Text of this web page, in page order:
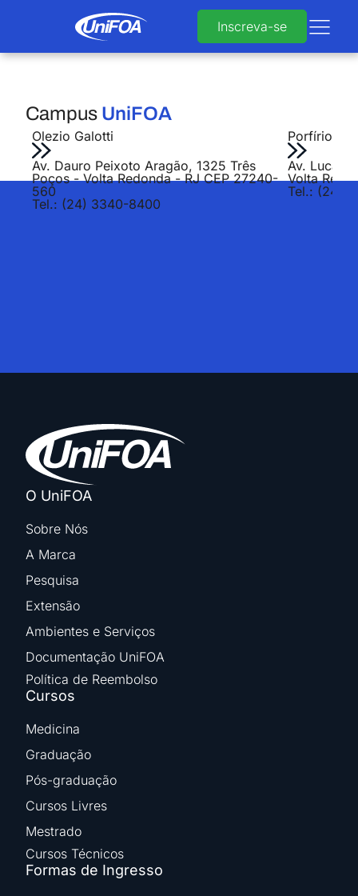
Inscreva-se
Campus UniFOA
Olezio Galotti
Av. Dauro Peixoto Aragão, 1325 Três
Poços - Volta Redonda - RJ CEP 27240-
560
Tel.: (24) 3340-8400
Porfírio
Av. Lucas
Volta
Tel.: (24)
O UniFOA
Sobre Nós
A Marca
Pesquisa
Extensão
Ambientes e Serviços
Documentação UniFOA
Política de Reembolso
Cursos
Medicina
Graduação
Pós-graduação
Cursos Livres
Mestrado
Cursos Técnicos
Formas de Ingresso